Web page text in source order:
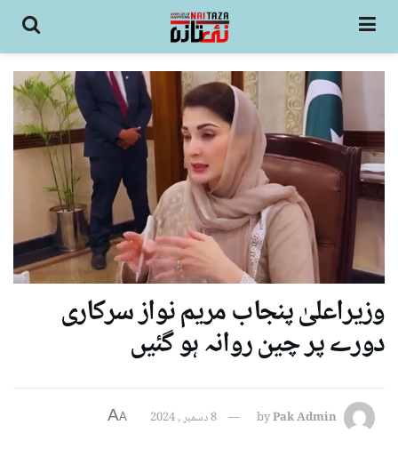
وزیراعلیٰ پنجاب مریم نواز سرکاری
دورے پر چین روانہ ہو گئیں
byPak Admin 8 دسمبر , 2024 A
A